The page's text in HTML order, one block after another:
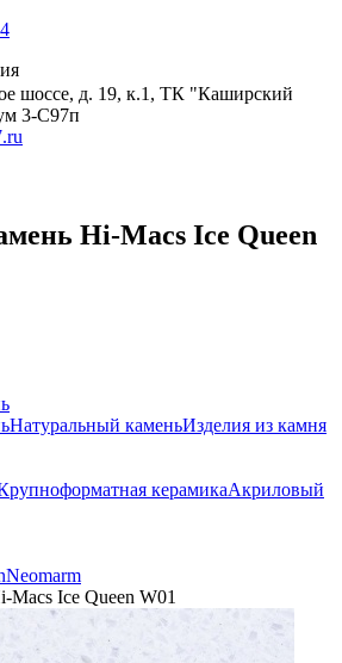
шоссе, д. 19, к.1, ТК "Каширский
3-С97п
Hi-Macs Ice Queen
Натуральный каменьИзделия из камня
керамикаАкриловый
Neomarm
Ice Queen W01